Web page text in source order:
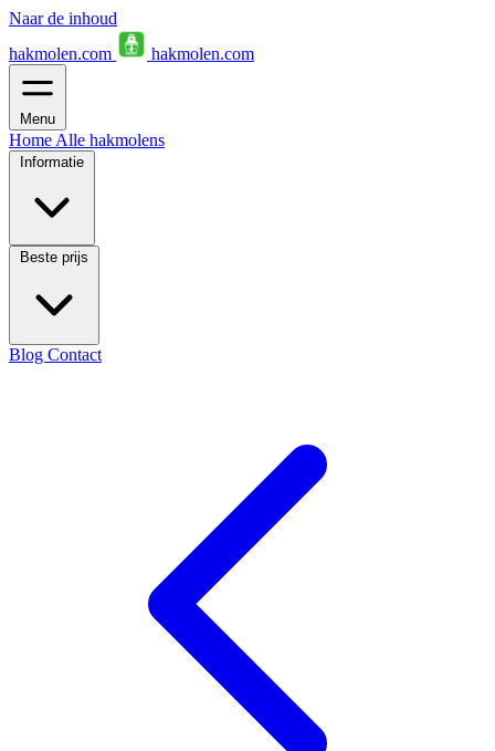
Naar de inhoud
hakmolen.com
hakmolen.com
Menu
Home Alle hakmolens
Informatie
Beste prijs
Blog Contact